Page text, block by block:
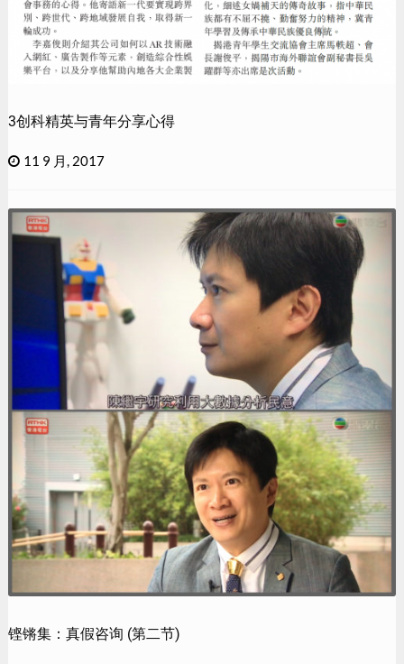
3创科精英与青年分享心得
11 9 月, 2017
铿锵集：真假咨询 (第二节)